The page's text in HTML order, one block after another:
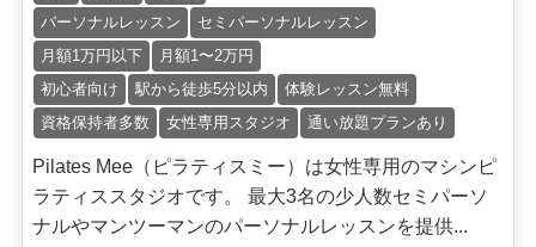
パーソナルレッスン
セミパーソナルレッスン
月額1万円以下
月額1〜2万円
初心者向け
駅から徒歩5分以内
体験レッスン無料
資格保持者多数
女性専用スタジオ 通い放題プランあり
Pilates Mee（ピラティスミー）は女性専用のマシンピ
ラティススタジオです。 最大3名の少人数セミパーソ
ナルやマンツーマンのパーソナルレッスンを提供...